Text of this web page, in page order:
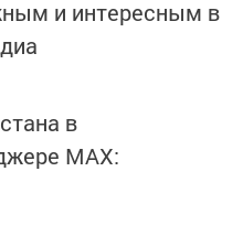
и интересным в
в
MАХ: